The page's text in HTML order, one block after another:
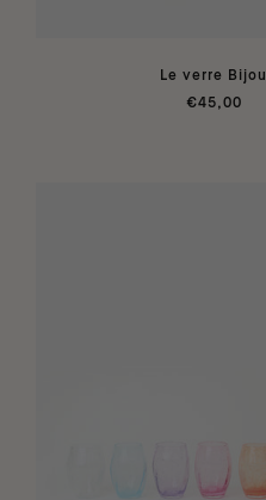
Le verre Bijou
€45,00